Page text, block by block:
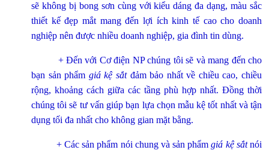
sẽ không bị bong sơn cùng với kiểu dáng đa dạng, màu sắc
thiết kế đẹp mắt mang đến lợi ích kinh tế cao cho doanh
nghiệp nên được nhiều doanh nghiệp, gia đình tin dùng.
+ Đến với Cơ điện NP chúng tôi sẽ và mang đến cho
bạn sản phẩm giá kệ sắtđảm bảo nhất về chiều cao, chiều
rộng, khoảng cách giữa các tầng phù hợp nhất. Đồng thời
chúng tôi sẽ tư vấn giúp bạn lựa chọn mẫu kệ tốt nhất và tận
dụng tối đa nhất cho không gian mặt bằng.
+ Các sản phẩm nói chung và sản phẩmgiá kệ sắtnói